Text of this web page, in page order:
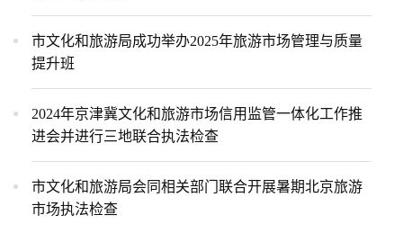
市文化和旅游局成功举办2025年旅游市场管理与质量
提升班
2024年京津冀文化和旅游市场信用监管一体化工作推
进会并进行三地联合执法检查
市文化和旅游局会同相关部门联合开展暑期北京旅游
市场执法检查